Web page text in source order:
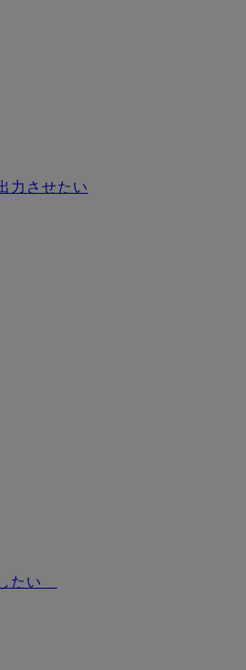
力させたい
たい